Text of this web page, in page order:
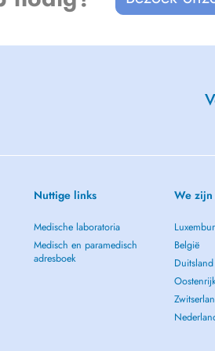
Nuttige links
Medische laboratoria
Medisch en paramedisch
adresboek
We zijn
België
Duitsland